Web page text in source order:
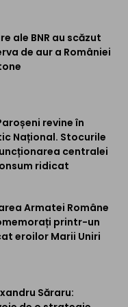
ale BNR au scăzut
de aur a României
revine în
Național. Stocurile
centralei
ridicat
Armatei Române
printr-un
eroilor Marii Uniri
Săraru: